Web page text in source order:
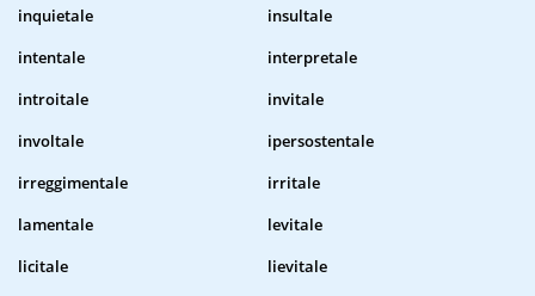
inquietale
insultale
intentale
interpretale
introitale
invitale
involtale
ipersostentale
irreggimentale
irritale
lamentale
levitale
licitale
lievitale